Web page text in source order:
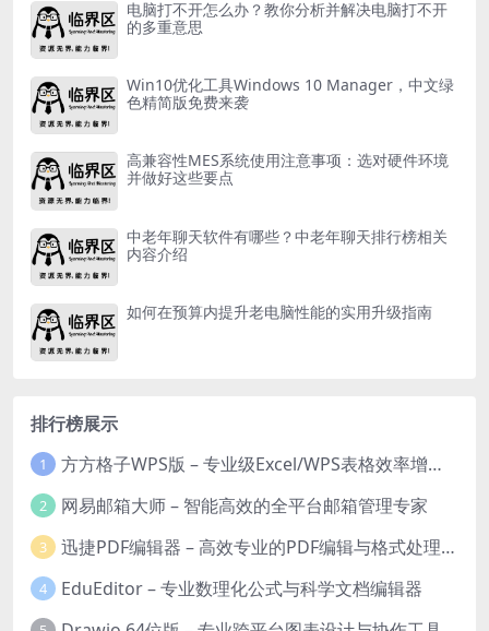
电脑打不开怎么办？教你分析并解决电脑打不开
的多重意思
Win10优化工具Windows 10 Manager，中文绿
色精简版免费来袭
高兼容性MES系统使用注意事项：选对硬件环境
并做好这些要点
中老年聊天软件有哪些？中老年聊天排行榜相关
内容介绍
如何在预算内提升老电脑性能的实用升级指南
排行榜展示
1 方方格子WPS版 – 专业级Excel/WPS表格效率增强插件
2 网易邮箱大师 – 智能高效的全平台邮箱管理专家
3 迅捷PDF编辑器 – 高效专业的PDF编辑与格式处理工具
4 EduEditor – 专业数理化公式与科学文档编辑器